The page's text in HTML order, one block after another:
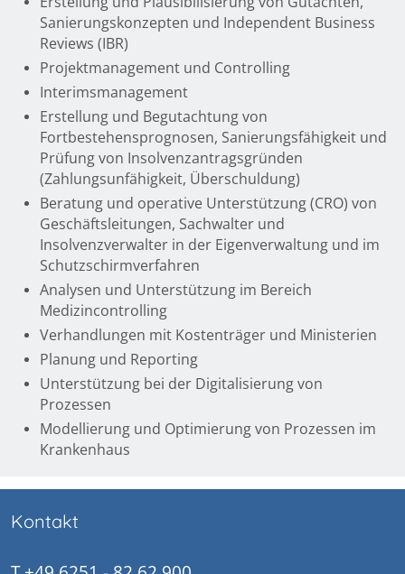
Sanierungskonzepten und Independent Business
Reviews (IBR)
Projektmanagement und Controlling
Interimsmanagement
Erstellung und Begutachtung von
Fortbestehensprognosen, Sanierungsfähigkeit und
Prüfung von Insolvenzantragsgründen
(Zahlungsunfähigkeit, Überschuldung)
Beratung und operative Unterstützung (CRO) von
Geschäftsleitungen, Sachwalter und
Insolvenzverwalter in der Eigenverwaltung und im
Schutzschirmverfahren
Analysen und Unterstützung im Bereich
Medizincontrolling
Verhandlungen mit Kostenträger und Ministerien
Planung und Reporting
Unterstützung bei der Digitalisierung von
Prozessen
Modellierung und Optimierung von Prozessen im
Krankenhaus
Kontakt